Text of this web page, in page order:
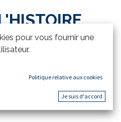
AUX
pour vous fournir une
Politique relative aux cookies
Je suis d'accord